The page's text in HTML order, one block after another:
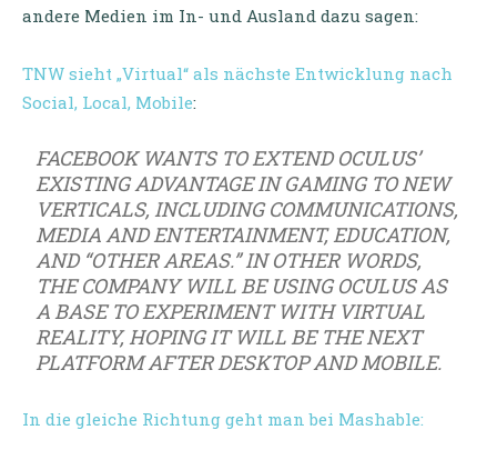
andere Medien im In- und Ausland dazu sagen:
TNW sieht „Virtual“ als nächste Entwicklung nach
Social, Local, Mobile:
FACEBOOK WANTS TO EXTEND OCULUS’
EXISTING ADVANTAGE IN GAMING TO NEW
VERTICALS, INCLUDING COMMUNICATIONS,
MEDIA AND ENTERTAINMENT, EDUCATION,
AND “OTHER AREAS.” IN OTHER WORDS,
THE COMPANY WILL BE USING OCULUS AS
A BASE TO EXPERIMENT WITH VIRTUAL
REALITY, HOPING IT WILL BE THE NEXT
PLATFORM AFTER DESKTOP AND MOBILE.
In die gleiche Richtung geht man bei Mashable: